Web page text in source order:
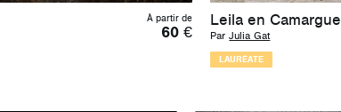
À partir de
60€
Leila en Camargue
Par Julia Gat
LAURÉATE